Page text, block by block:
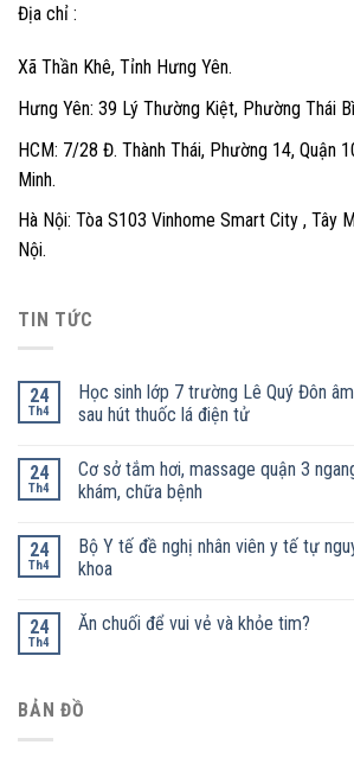
Địa chỉ :
Xã Thần Khê, Tỉnh Hưng Yên.
Hưng Yên: 39 Lý Thường Kiệt, Phường Thái
HCM: 7/28 Đ. Thành Thái, Phường 14, Quận
Minh.
Hà Nội: Tòa S103 Vinhome Smart City , Tây
Nội.
TIN TỨC
24
Th4
Học sinh lớp 7 trường Lê Quý Đôn
sau hút thuốc lá điện tử
24
Th4
Cơ sở tắm hơi, massage quận 3
khám, chữa bệnh
24
Th4
Bộ Y tế đề nghị nhân viên y tế tự
khoa
24
Th4
Ăn chuối để vui vẻ và khỏe tim?
BẢN ĐỒ